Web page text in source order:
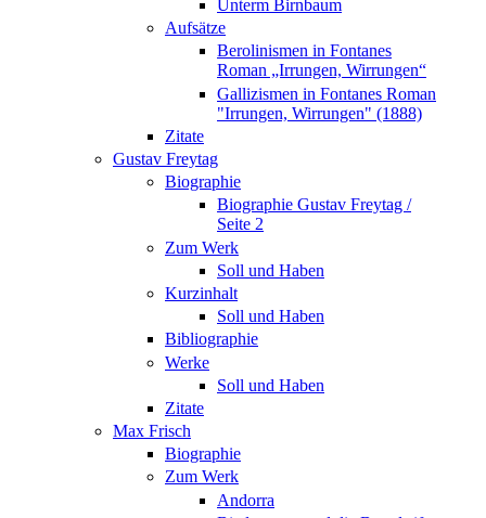
Unterm Birnbaum
Aufsätze
Berolinismen in Fontanes
Roman „Irrungen, Wirrungen“
Gallizismen in Fontanes Roman
"Irrungen, Wirrungen" (1888)
Zitate
Gustav Freytag
Biographie
Biographie Gustav Freytag /
Seite 2
Zum Werk
Soll und Haben
Kurzinhalt
Soll und Haben
Bibliographie
Werke
Soll und Haben
Zitate
Max Frisch
Biographie
Zum Werk
Andorra